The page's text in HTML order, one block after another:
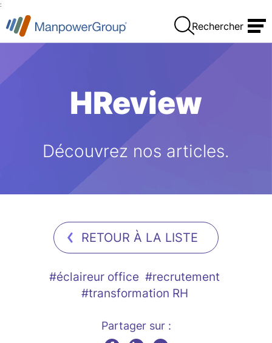
:
Rechercher
HReview
Découvrez nos articles.
RETOUR À LA LISTE
#éclaireur office #recrutement
#transformation RH
Partager sur :